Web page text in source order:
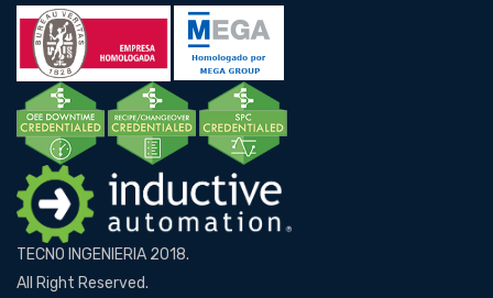
TECNO INGENIERIA 2018.
All Right Reserved.